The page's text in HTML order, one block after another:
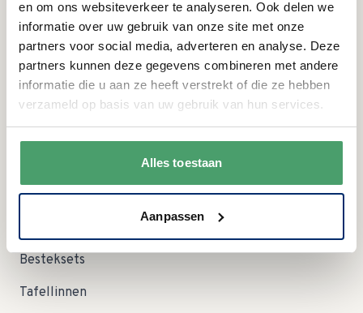
en om ons websiteverkeer te analyseren. Ook delen we
informatie over uw gebruik van onze site met onze
partners voor social media, adverteren en analyse. Deze
partners kunnen deze gegevens combineren met andere
informatie die u aan ze heeft verstrekt of die ze hebben
verzameld op basis van uw gebruik van hun services.
Alles toestaan
Aanpassen
DO: gesloten
VR:
09:00 - 12:30 uur
ZA:
09:00 - 12:30 uur Let op; in augustus zijn wij op zaterdag
dicht!
ZO: gesloten
Categorieën
Serviessets
Besteksets
Tafellinnen